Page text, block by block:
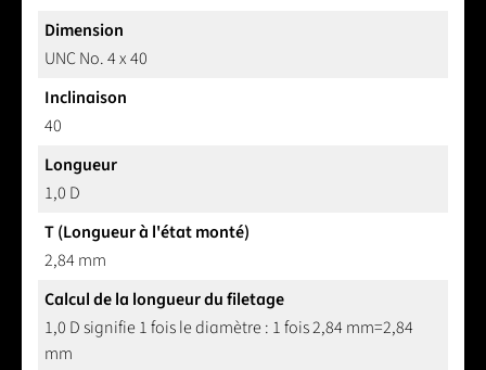
Dimension
UNC No. 4 x 40
Inclinaison
40
Longueur
1,0 D
T (Longueur à l'état monté)
2,84 mm
Calcul de la longueur du filetage
1,0 D signifie 1 fois le diamètre : 1 fois 2,84 mm=2,84
mm